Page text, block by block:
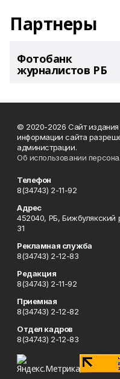
Партнеры
Фотобанк
журналистов РБ
© 2020-2026 Сайт издания
информации сайта
администрации.
Об использовании
Телефон
8(34743) 2-11-92
Адрес
452040, РБ, Бижбулякский
31
Рекламная служба
8(34743) 2-12-83
Редакция
8(34743) 2-11-92
Приемная
8(34743) 2-12-82
Отдел кадров
8(34743) 2-12-83